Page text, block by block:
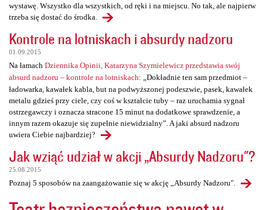
wystawę. Wszystko dla wszystkich, od ręki i na miejscu. No tak, ale najpierw
trzeba się dostać do środka.
Kontrole na lotniskach i absurdy nadzoru
01.09.2015
Na łamach Dziennika Opinii, Katarzyna Szymielewicz przedstawia swój
absurd nadzoru – kontrole na lotniskach: „Dokładnie ten sam przedmiot –
ładowarka, kawałek kabla, but na podwyższonej podeszwie, pasek, kawałek
metalu gdzieś przy ciele, czy coś w kształcie tuby – raz uruchamia sygnał
ostrzegawczy i oznacza stracone 15 minut na dodatkowe sprawdzenie, a
innym razem okazuje się zupełnie niewidzialny”. A jaki absurd nadzoru
uwiera Ciebie najbardziej?
Jak wziąć udział w akcji „Absurdy Nadzoru"?
25.08.2015
Poznaj 5 sposobów na zaangażowanie się w akcję „Absurdy Nadzoru".